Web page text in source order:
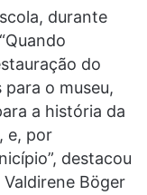
durante
do
o museu,
a história da
e, por
destacou
Böger